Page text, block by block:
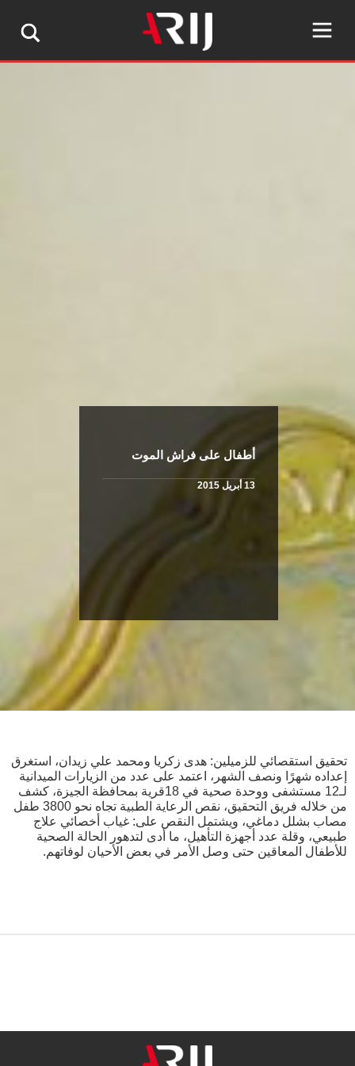
أطفال على فراش الموت
13 أبريل 2015
تحقيق استقصائي للزميلين: هدى زكريا ومحمد علي زيدان، استغرق
إعداده شهرًا ونصف الشهر، اعتمد على عدد من الزيارات الميدانية
لـ12 مستشفى ووحدة صحية في 18قرية بمحافظة الجيزة، كشف
من خلاله فريق التحقيق، نقص الرعاية الطبية تجاه نحو 3800 طفل
مصاب بشلل دماغي، ويشتمل النقص على: غياب أخصائي علاج
طبيعي، وقلة عدد أجهزة التأهيل، ما أدى لتدهور الحالة الصحية
للأطفال المعاقين حتى وصل الأمر في بعض الأحيان لوفاتهم.